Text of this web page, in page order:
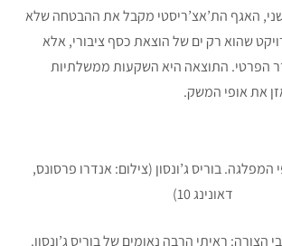
האגף הת’אצ’ריסטי מקבל את ההבטחה שלא
שהוא רק ים של הוצאת כסף ציבורי, אלא
הפרטי. התוצאה היא השקעות ממשלתיות
את אופי המשק.
בוריס ג’ונסון (צילום: אנדרו פרסונס,
דאונינג 10)
הצורה: ראיתי הרבה נאומים של בוריס ג’ונסון.